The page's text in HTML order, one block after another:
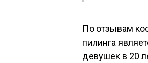
По отзывам
пилинга
девушек в 20